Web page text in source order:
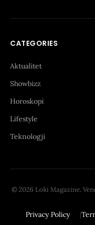
CATEGORIES
Aktualitet
Showbizz
Horoskopi
Lifestyle
Teknologji
© 2026 Loki Magazine.
Privacy Policy